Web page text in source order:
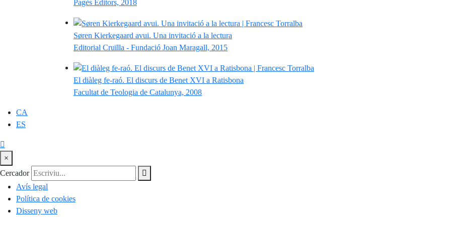
Pagès Editors, 2018
Søren Kierkegaard avui. Una invitació a la lectura
Editorial Cruïlla - Fundació Joan Maragall, 2015
El diàleg fe-raó. El discurs de Benet XVI a Ratisbona
Facultat de Teologia de Catalunya, 2008
CA
ES
×
Cercador
Avís legal
Política de cookies
Disseny web